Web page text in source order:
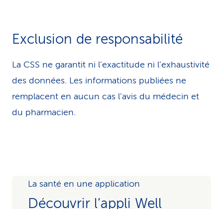
Exclusion de responsabilité
La CSS ne garantit ni l’exactitude ni l’exhaustivité
des données. Les infor­ma­tions publiées ne
remplacent en aucun cas l’avis du médecin et
du pharmacien.
La santé en une application
Découvrir l’appli Well